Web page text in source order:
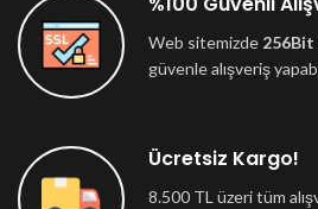
Web sitemizde 256Bit
güvenle alışveriş
Ücretsiz Kargo!
8.500 TL üzeri tüm